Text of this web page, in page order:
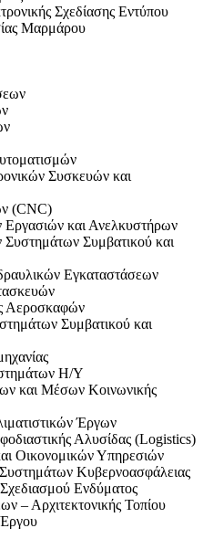
Σχεδίασης Εντύπου
Μαρμάρου
Συσκευών και
(CNC)
Εργασιών και Ανελκυστήρων
Συστημάτων Συμβατικού και
Εγκαταστάσεων
Αεροσκαφών
Συμβατικού και
Η/Υ
και Μέσων Κοινωνικής
Έργων
Αλυσίδας (Logistics)
Οικονομικών Υπηρεσιών
Κυβερνοασφάλειας
Ενδύματος
– Αρχιτεκτονικής Τοπίου